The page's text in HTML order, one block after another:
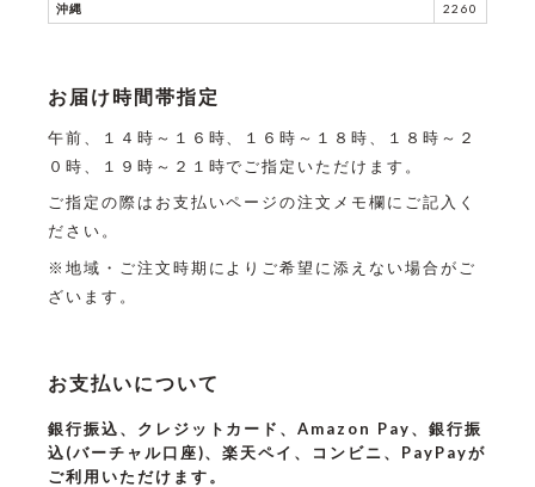
沖縄 2260
お届け時間帯指定
午前、１４時～１６時、１６時～１８時、１８時～２
０時、１９時～２１時でご指定いただけます。
ご指定の際はお支払いページの注文メモ欄にご記入く
ださい。
※地域・ご注文時期によりご希望に添えない場合がご
ざいます。
お支払いについて
銀行振込、クレジットカード、Amazon Pay、銀行振
込(バーチャル口座)、楽天ペイ、コンビニ、PayPayが
ご利用いただけます。